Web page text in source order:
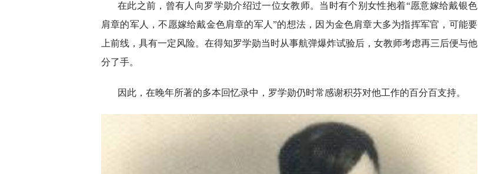
在此之前，曾有人向罗学勋介绍过一位女教师。当时有个别女性抱着“愿意嫁给戴银色
肩章的军人，不愿嫁给戴金色肩章的军人”的想法，因为金色肩章大多为指挥军官，可能要
上前线，具有一定风险。在得知罗学勋当时从事航弹爆炸试验后，女教师考虑再三后便与他
分了手。
因此，在晚年所著的多本回忆录中，罗学勋仍时常感谢积芬对他工作的百分百支持。